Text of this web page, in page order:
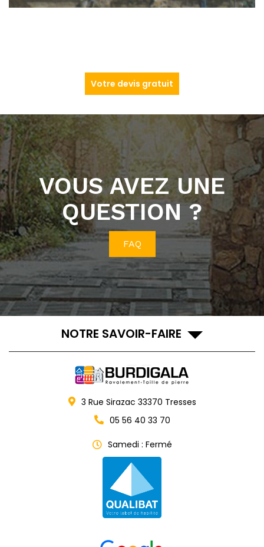
Votre devis gratuit
VOUS AVEZ UNE
QUESTION ?
FAQ
NOTRE SAVOIR-FAIRE
3 Rue Sirazac 33370 Tresses
05 56 40 33 70
Samedi : Fermé